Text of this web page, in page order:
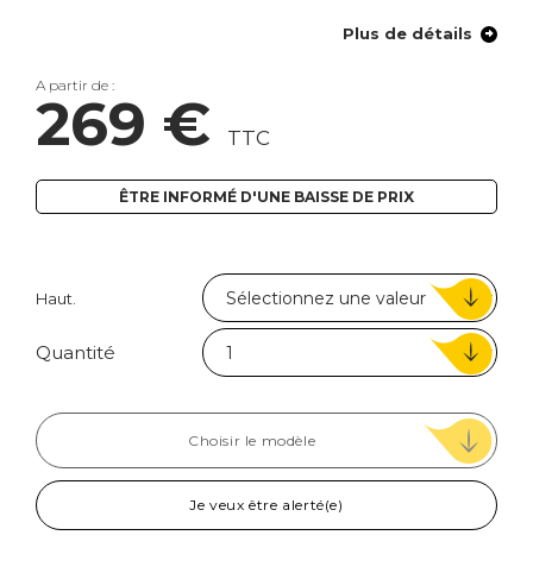
Plus de détails
A partir de :
269 € TTC
ÊTRE INFORMÉ D'UNE BAISSE DE PRIX
Haut.
Quantité
Choisir le modèle
Je veux être alerté(e)